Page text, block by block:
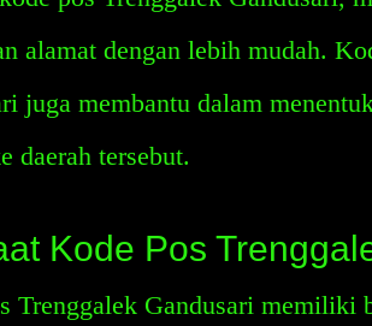
alamat dengan lebih mudah.
juga membantu dalam
daerah tersebut.
Kode Pos
Trenggalek Gandusari memiliki